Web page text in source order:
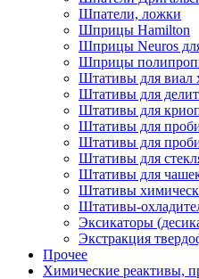
Шпатели, ложки
Шприцы Hamilton
Шприцы Neuros
Шприцы
Штативы для виал
Штативы для
Штативы для
Штативы для
Штативы для
Штативы для
Штативы для
Штативы
Штативы-
Эксикаторы
Экстракция
Прочее
Химические реактивы,